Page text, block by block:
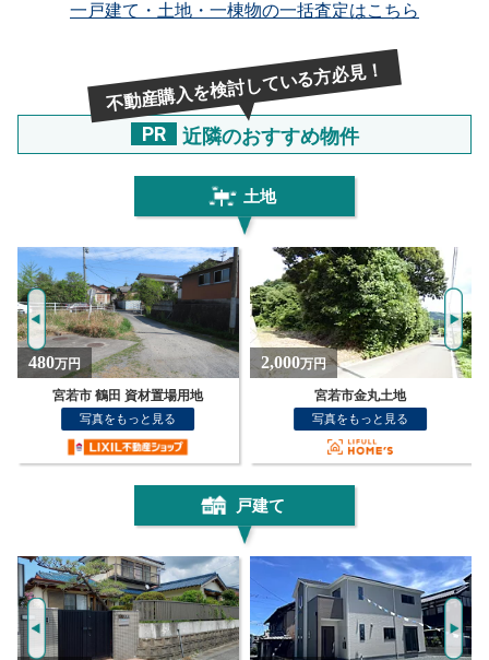
一戸建て・土地・一棟物の一括査定はこちら
不動産購入を検討している方必見！
PR 近隣のおすすめ物件
土地
2,000万円
宮若市金丸土地
写真をもっと見る
300万円
宮若市 金丸 住宅用地
写真をもっと見る
戸建て